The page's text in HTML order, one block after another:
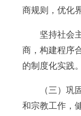
商规则，优化
坚持社会
商，构建程序
的制度化实践。
（三）
和宗教工作，